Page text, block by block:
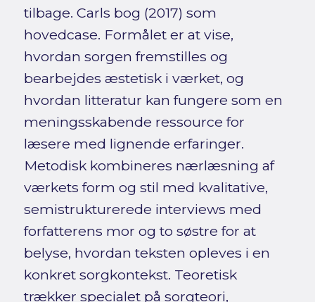
tilbage. Carls bog (2017) som
hovedcase. Formålet er at vise,
hvordan sorgen fremstilles og
bearbejdes æstetisk i værket, og
hvordan litteratur kan fungere som en
meningsskabende ressource for
læsere med lignende erfaringer.
Metodisk kombineres nærlæsning af
værkets form og stil med kvalitative,
semistrukturerede interviews med
forfatterens mor og to søstre for at
belyse, hvordan teksten opleves i en
konkret sorgkontekst. Teoretisk
trækker specialet på sorgteori,